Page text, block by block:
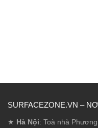
SURFACEZONE.VN –
★ Hà Nội: Toà nhà